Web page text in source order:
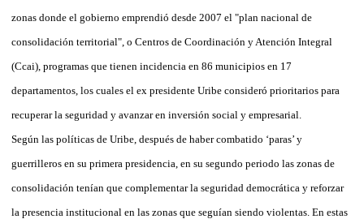
zonas donde el gobierno emprendió desde 2007 el "plan nacional de
consolidación territorial", o Centros de Coordinación y Atención Integral
(Ccai), programas que tienen incidencia en 86 municipios en 17
departamentos, los cuales el ex presidente Uribe consideró prioritarios para
recuperar la seguridad y avanzar en inversión social y empresarial.
Según las políticas de Uribe, después de haber combatido ‘paras’ y
guerrilleros en su primera presidencia, en su segundo periodo las zonas de
consolidación tenían que complementar la seguridad democrática y reforzar
la presencia institucional en las zonas que seguían siendo violentas. En estas